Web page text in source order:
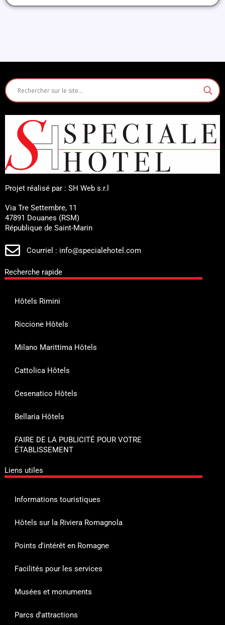
Projet réalisé par : SH Web s.r.l
Via Tre Settembre, 11
47891 Douanes (RSM)
République de Saint-Marin
Courriel : info@specialehotel.com
Recherche rapide
Hôtels Rimini
Riccione Hôtels
Milano Marittima Hôtels
Cattolica Hôtels
Cesenatico Hôtels
Bellaria Hôtels
FAIRE DE LA PUBLICITÉ POUR VOTRE
ÉTABLISSEMENT
Liens utiles
Informations touristiques
Hôtels sur la Riviera Romagnola
Points d'intérêt en Romagne
Facilités pour les services
Musées et monuments
Parcs d'attractions